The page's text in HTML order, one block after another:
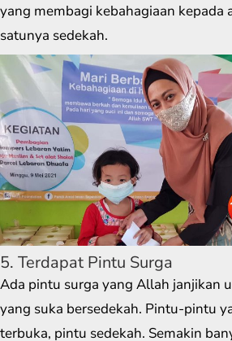
yang membagi kebahagiaan kepada
satunya sedekah.
5. Terdapat Pintu Surga
Ada pintu surga yang Allah janjikan
yang suka bersedekah. Pintu-pintu
terbuka, pintu sedekah. Semakin